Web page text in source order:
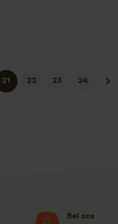
21 22 23 24
Bel ons